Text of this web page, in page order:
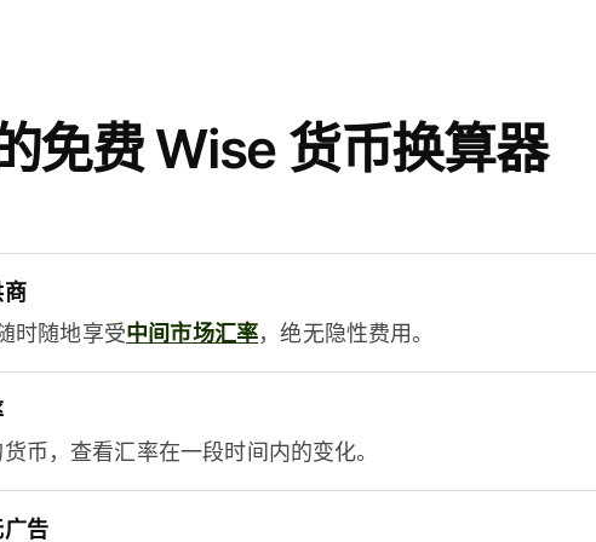
免费 Wise 货币换算器
商
时随地享受中间市场汇率，绝无隐性费用。
币，查看汇率在一段时间内的变化。
告